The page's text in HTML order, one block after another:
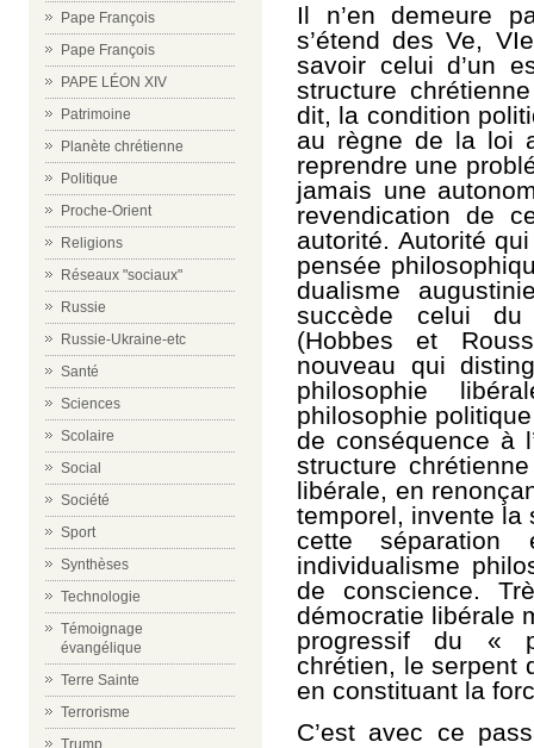
Pape François
Pape François
PAPE LÉON XIV
Patrimoine
Planète chrétienne
Politique
Proche-Orient
Religions
Réseaux "sociaux"
Russie
Russie-Ukraine-etc
Santé
Sciences
Scolaire
Social
Société
Sport
Synthèses
Technologie
Témoignage
évangélique
Terre Sainte
Terrorisme
Trump
Il n’en demeure
s’étend des Ve, VIe
savoir celui d’un
structure
dit, la condition
au règne de la loi
reprendre une
jamais une
revendication de
autorité. Autorité
pensée
dualisme
succède celui du
(Hobbes et
nouveau qui
philosophie
philosophie
de conséquence à
structure
libérale, en
temporel, invente la
cette
individualisme
de conscience.
démocratie libérale
progressif du «
chrétien, le serpent
en constituant la
C’est avec ce